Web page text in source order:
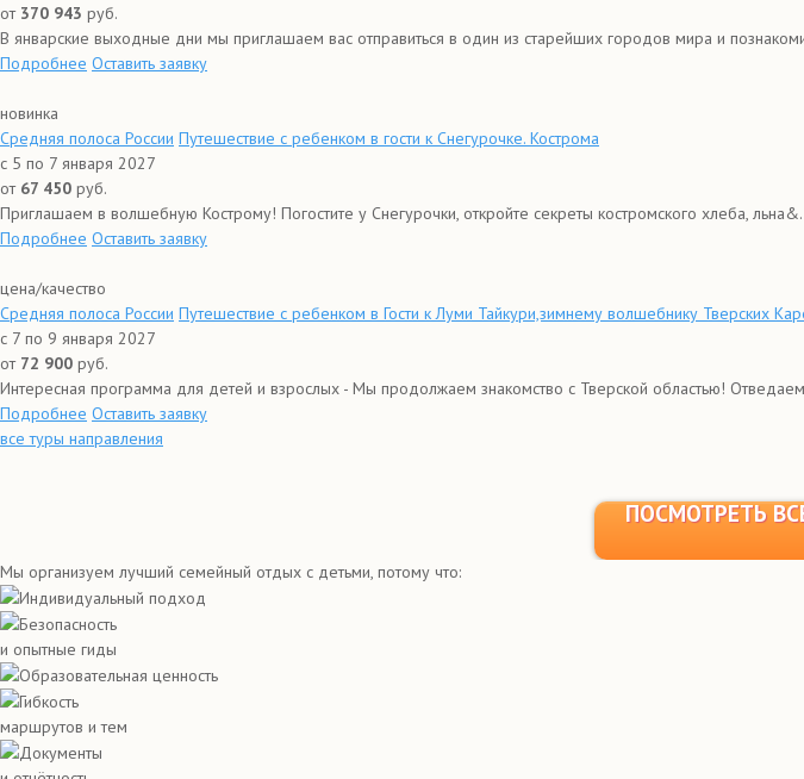
от 370 943 руб.
В январские выходные дни мы приглашаем вас отправиться в один из старейших городов мира и
Подробнее Оставить заявку
новинка
Средняя полоса России Путешествие с ребенком в гости к Снегурочке. Кострома
с 5 по 7 января 2027
от 67 450 руб.
Приглашаем в волшебную Кострому! Погостите у Снегурочки, откройте секреты костромского хлеба,
Подробнее Оставить заявку
цена/качество
Средняя полоса России Путешествие с ребенком в Гости к Луми Тайкури,зимнему волшебнику Тверских
с 7 по 9 января 2027
от 72 900 руб.
Интересная программа для детей и взрослых - Мы продолжаем знакомство с Тверской областью!
Подробнее Оставить заявку
все туры направления
ПОСМОТРЕТЬ
Мы организуем лучший семейный отдых с детьми, потому что:
Индивидуальный подход
Безопасность
и опытные гиды
Образовательная ценность
Гибкость
маршрутов и тем
Документы